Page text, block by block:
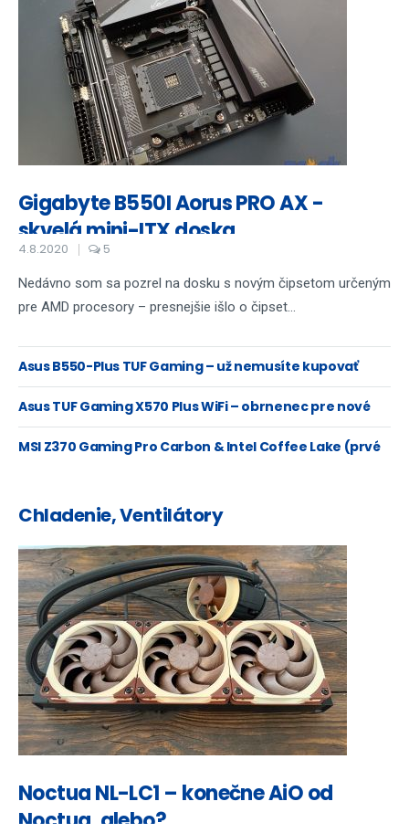
Gigabyte B550I Aorus PRO AX -
skvelá mini-ITX doska
4.8.2020 5
Nedávno som sa pozrel na dosku s novým čipsetom určeným
pre AMD procesory – presnejšie išlo o čipset...
Asus B550-Plus TUF Gaming – už nemusíte kupovať
highend
Asus TUF Gaming X570 Plus WiFi – obrnenec pre nové
Ryzeny
MSI Z370 Gaming Pro Carbon & Intel Coffee Lake (prvé
Chladenie, Ventilátory
Noctua NL-LC1 – konečne AiO od
Noctua, alebo?